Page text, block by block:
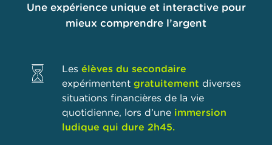
Une expérience unique et interactive pour
mieux comprendre l’argent
Les élèves du secondaire
expérimentent gratuitement diverses
situations financières de la vie
quotidienne, lors d’une immersion
ludique qui dure 2h45.